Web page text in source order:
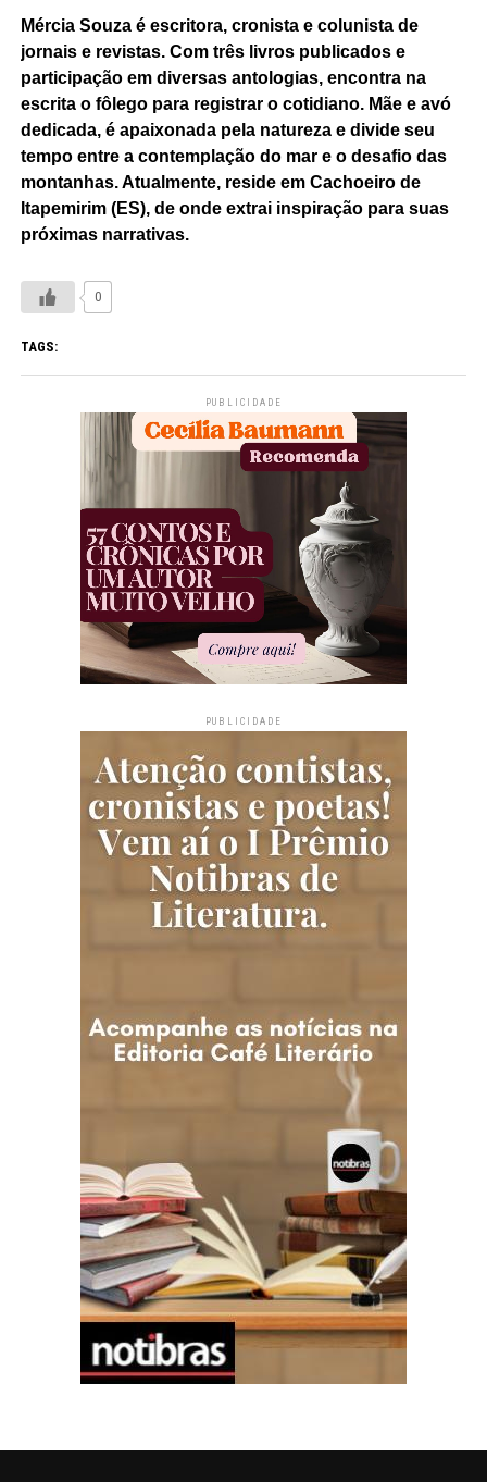
Mércia Souza é escritora, cronista e colunista de
jornais e revistas. Com três livros publicados e
participação em diversas antologias, encontra na
escrita o fôlego para registrar o cotidiano. Mãe e avó
dedicada, é apaixonada pela natureza e divide seu
tempo entre a contemplação do mar e o desafio das
montanhas. Atualmente, reside em Cachoeiro de
Itapemirim (ES), de onde extrai inspiração para suas
próximas narrativas.
0
TAGS:
PUBLICIDADE
PUBLICIDADE